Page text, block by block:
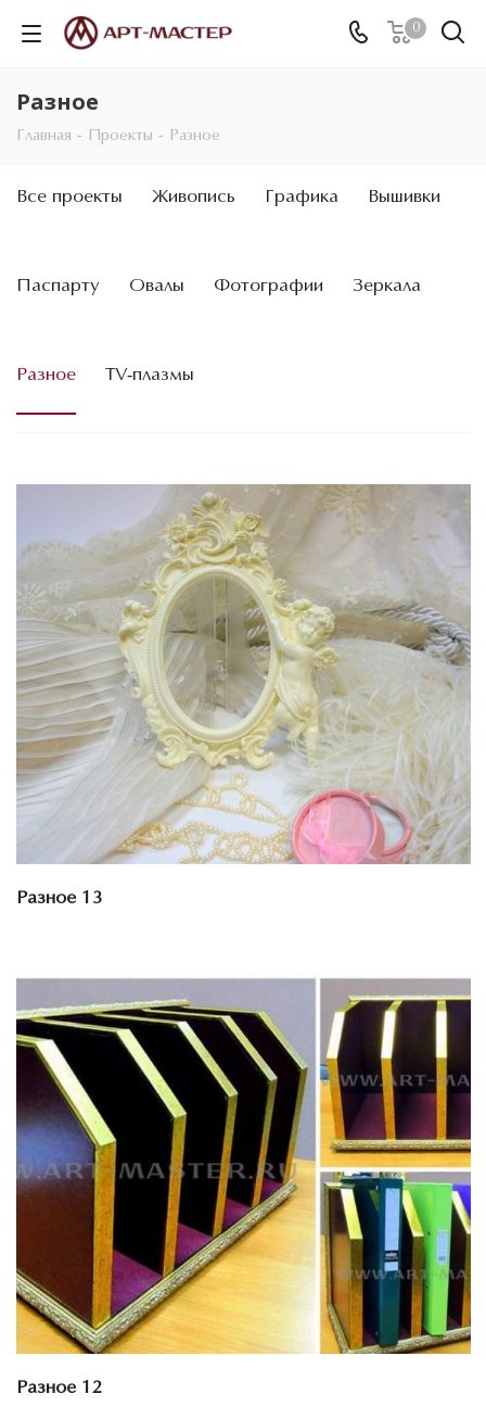
0
Разное
Главная - Проекты - Разное
Все проекты Живопись Графика Вышивки
Паспарту Овалы Фотографии Зеркала
Разное TV-плазмы
Смотреть проект
Разное 13
Смотреть проект
Разное 12